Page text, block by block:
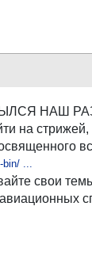
НАШ
на
bin/ ...
свои